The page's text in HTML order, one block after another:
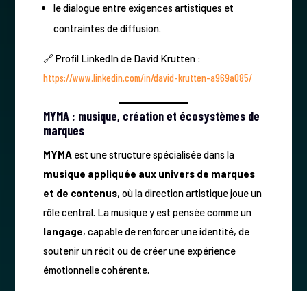
le dialogue entre exigences artistiques et
contraintes de diffusion.
🔗 Profil LinkedIn de David Krutten :
https://www.linkedin.com/in/david-krutten-a969a085/
MYMA : musique, création et écosystèmes de
marques
MYMAest une structure spécialisée dans la
musique appliquée aux univers de marques
et de contenus, où la direction artistique joue un
rôle central. La musique y est pensée comme un
langage, capable de renforcer une identité, de
soutenir un récit ou de créer une expérience
émotionnelle cohérente.